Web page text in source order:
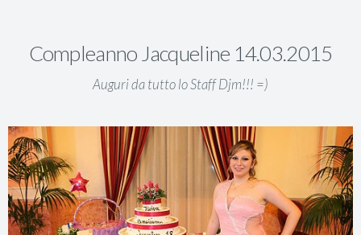
Compleanno Jacqueline 14.03.2015
Auguri da tutto lo Staff Djm!!! =)